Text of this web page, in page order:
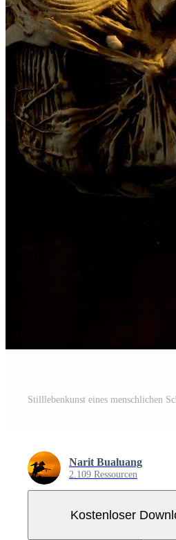
Narit Bualuang
2.109 Ressourcen
Kostenloser